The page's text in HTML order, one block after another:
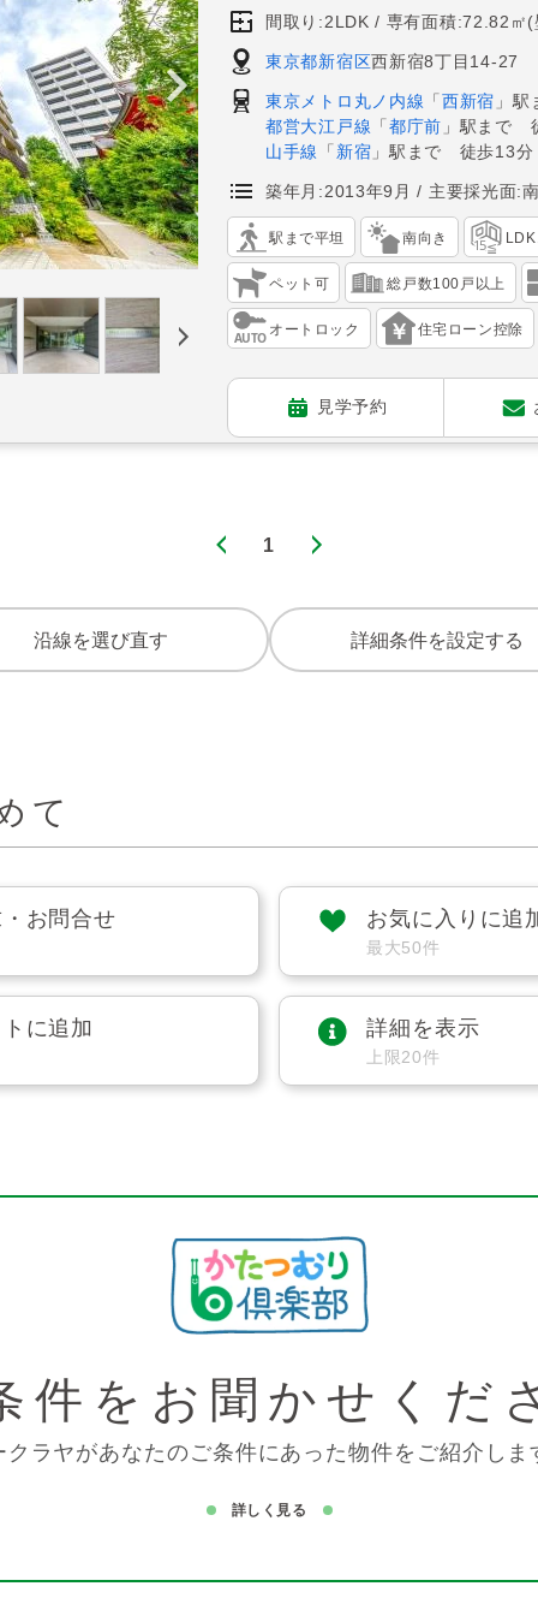
間取り:2LDK 専有面積:72.82㎡(
東京都新宿区西新宿8丁目14-27
東京メトロ丸ノ内線 「西新宿 」
都営大江戸線 「 都庁前 」駅まで
山手線
「 新宿 」駅まで 徒歩13分
築年月:2013年9月 主要採光面:
駅まで平坦 南向き
ペット可 総戸数100戸以上
オートロック 住宅ローン控除
見学予約
1
沿線を選び直す 詳細条件を設定する
て
お問合せ お気に入りに追
最大50件
に追加 詳細を表示
上限20件
件を お聞かせくだ
クラヤがあなたのご条件にあった物件をご紹介しま
詳しく見る